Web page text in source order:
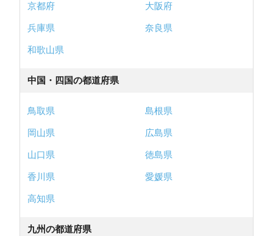
京都府
大阪府
兵庫県
奈良県
和歌山県
中国・四国の都道府県
鳥取県
島根県
岡山県
広島県
山口県
徳島県
香川県
愛媛県
高知県
九州の都道府県